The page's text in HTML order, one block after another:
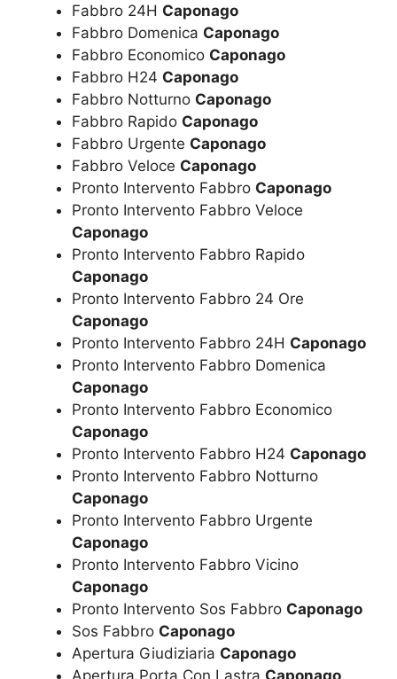
Fabbro 24H Caponago
Fabbro Domenica Caponago
Fabbro Economico Caponago
Fabbro H24 Caponago
Fabbro Notturno Caponago
Fabbro Rapido Caponago
Fabbro Urgente Caponago
Fabbro Veloce Caponago
Pronto Intervento Fabbro Caponago
Pronto Intervento Fabbro Veloce
Caponago
Pronto Intervento Fabbro Rapido
Caponago
Pronto Intervento Fabbro 24 Ore
Caponago
Pronto Intervento Fabbro 24H Caponago
Pronto Intervento Fabbro Domenica
Caponago
Pronto Intervento Fabbro Economico
Caponago
Pronto Intervento Fabbro H24 Caponago
Pronto Intervento Fabbro Notturno
Caponago
Pronto Intervento Fabbro Urgente
Caponago
Pronto Intervento Fabbro Vicino
Caponago
Pronto Intervento Sos Fabbro Caponago
Sos Fabbro Caponago
Apertura Giudiziaria Caponago